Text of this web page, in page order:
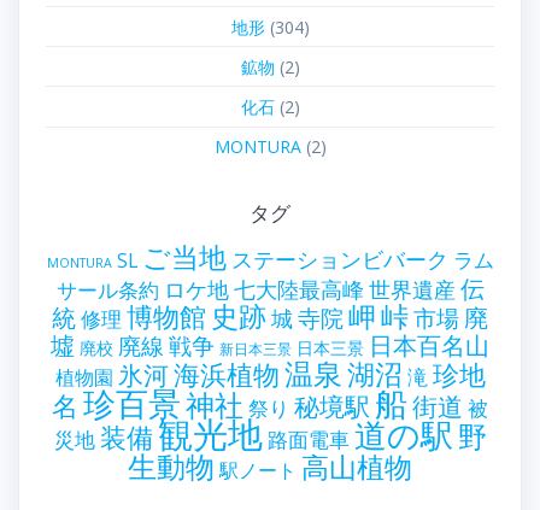
地形(304)
鉱物 (2)
化石(2)
MONTURA(2)
タグ
MONTURA SL ご当地 ステーションビバーク ラム
サール条約 ロケ地七大陸最高峰 世界遺産 伝
統修理 博物館 史跡城寺院岬峠市場 廃
墟 廃校 廃線戦争 新日本三景 日本三景 日本百名山
植物園 氷河海浜植物温泉湖沼 滝 珍地
名 珍百景神社 祭り 秘境駅 船街道 被
災地 装備観光地 路面電車道の駅 野
生動物 駅ノート 高山植物